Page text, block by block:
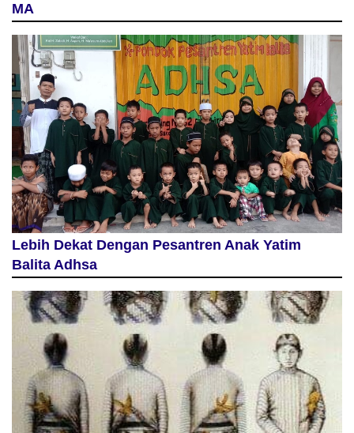
MA
Lebih Dekat Dengan Pesantren Anak Yatim
Balita Adhsa